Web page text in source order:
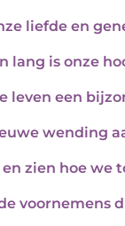
liefde en
lang is onze
leven een
wending
zien hoe we
voornemens